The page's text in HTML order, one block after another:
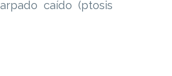
caído (ptosis